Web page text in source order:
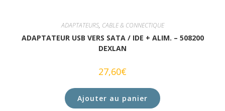
ADAPTATEURS, CABLE & CONNECTIQUE
ADAPTATEUR USB VERS SATA / IDE + ALIM. – 508200
DEXLAN
27,60€
Ajouter au panier